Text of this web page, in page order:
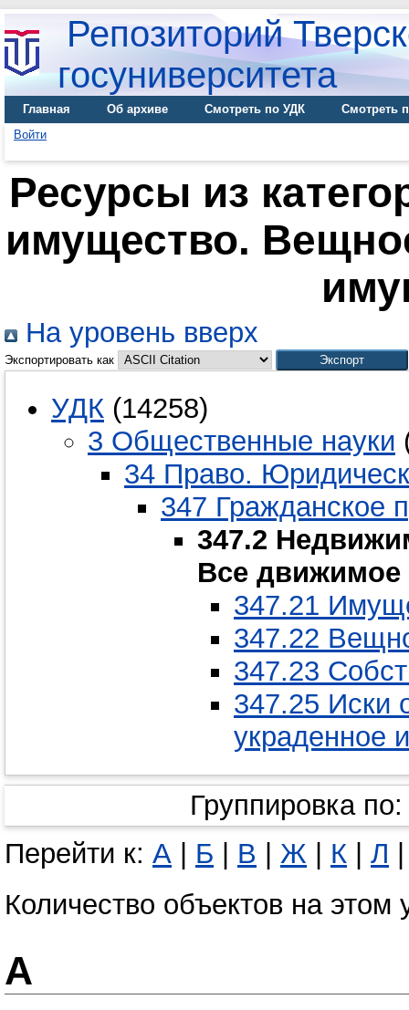
Репозиторий
госуниверситета
Главная Об архиве Смотреть по УДК
Смотреть
Войти
Ресурсы из
имущество.
На уровень вверх
Экспортировать как
УДК (14258)
3 Общественные науки
34 Право.
347 Гражданское
347.2
Все
347.21
347.22
347.23
347.25 Иски
украденное
Группировка
Перейти к: А | Б | В | Ж | К | Л
Количество объектов на этом
А